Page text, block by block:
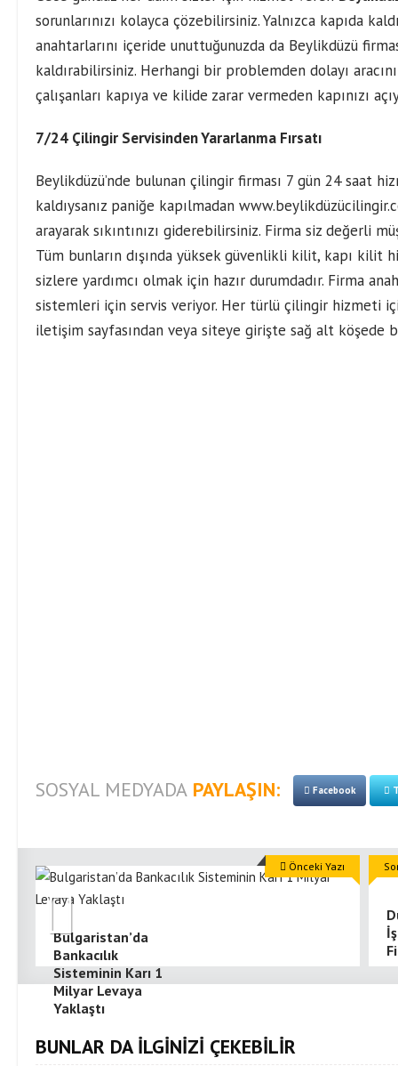
sorunlarınızı kolayca çözebilirsiniz. Yalnızca kapıda
anahtarlarını içeride unuttuğunuzda da Beylikdüzü
kaldırabilirsiniz. Herhangi bir problemden dolayı
çalışanları kapıya ve kilide zarar vermeden kapınızı
7/24 Çilingir Servisinden Yararlanma Fırsatı
Beylikdüzü’nde bulunan çilingir firması 7 gün 24 saat
kaldıysanız paniğe kapılmadan
arayarak sıkıntınızı giderebilirsiniz. Firma siz değerli
Tüm bunların dışında yüksek güvenlikli kilit, kapı
sizlere yardımcı olmak için hazır durumdadır. Firma
sistemleri için servis veriyor. Her türlü çilingir hizmeti
iletişim sayfasından veya siteye girişte sağ alt köşede
SOSYAL MEDYADA PAYLAŞIN: Facebook
Bulgaristan’da
Bankacılık
Sisteminin Karı 1
Milyar Levaya
Yaklaştı
Önceki Yazı
BUNLAR DA İLGİNİZİ ÇEKEBİLİR